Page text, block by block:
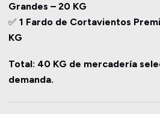
Grandes – 20 KG
✅ 1 Fardo de Cortavientos
KG
Total: 40 KG de mercadería
demanda.